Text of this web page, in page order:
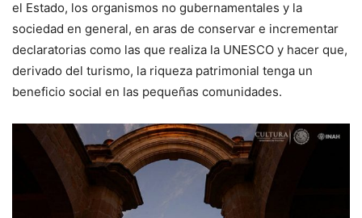
el Estado, los organismos no gubernamentales y la
sociedad en general, en aras de conservar e incrementar
declaratorias como las que realiza la UNESCO y hacer que,
derivado del turismo, la riqueza patrimonial tenga un
beneficio social en las pequeñas comunidades.